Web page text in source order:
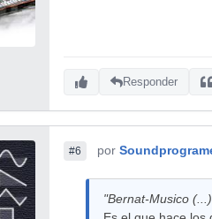
Responder
#6 por
"Bernat-Musico